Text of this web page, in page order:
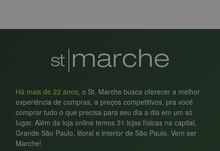
Há mais de 22 anos, o St. Marche busca oferecer a melhor
experiência de compras, a preços competitivos, pra você
comprar tudo o que precisa para seu dia a dia em um só
lugar. Além da loja online temos 31 lojas físicas na capital,
Grande São Paulo, litoral e interior de São Paulo. Vem ser
Marche!